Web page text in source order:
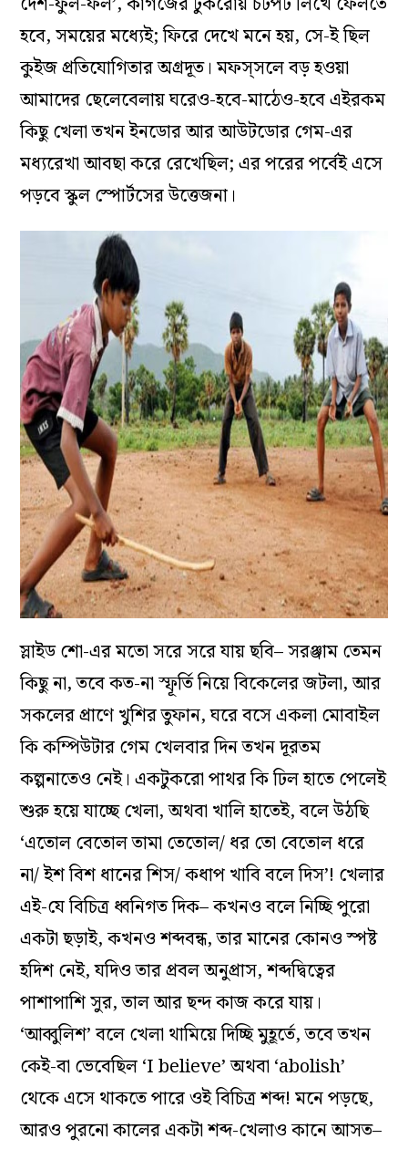
হবে, সময়ের মধ্যেই; ফিরে দেখে মনে হয়, সে-ই ছিল
কুইজ প্রতিযোগিতার অগ্রদূত। মফস্‌সলে বড় হওয়া
আমাদের ছেলেবেলায় ঘরেও-হবে-মাঠেও-হবে এইরকম
কিছু খেলা তখন ইনডোর আর আউটডোর গেম-এর
মধ্যরেখা আবছা করে রেখেছিল; এর পরের পর্বেই এসে
পড়বে স্কুল স্পোর্টসের উত্তেজনা।
স্লাইড শো-এর মতো সরে সরে যায় ছবি– সরঞ্জাম তেমন
কিছু না, তবে কত-না স্ফূর্তি নিয়ে বিকেলের জটলা, আর
সকলের প্রাণে খুশির তুফান, ঘরে বসে একলা মোবাইল
কি কম্পিউটার গেম খেলবার দিন তখন দূরতম
কল্পনাতেও নেই। একটুকরো পাথর কি ঢিল হাতে পেলেই
শুরু হয়ে যাচ্ছে খেলা, অথবা খালি হাতেই, বলে উঠছি
‘এতোল বেতোল তামা তেতোল/ ধর তো বেতোল ধরে
না/ ইশ বিশ ধানের শিস/ কধাপ খাবি বলে দিস’! খেলার
এই-যে বিচিত্র ধ্বনিগত দিক– কখনও বলে নিচ্ছি পুরো
একটা ছড়াই, কখনও শব্দবন্ধ, তার মানের কোনও স্পষ্ট
হদিশ নেই, যদিও তার প্রবল অনুপ্রাস, শব্দদ্বিত্বের
পাশাপাশি সুর, তাল আর ছন্দ কাজ করে যায়।
‘আব্বুলিশ’ বলে খেলা থামিয়ে দিচ্ছি মুহূর্তে, তবে তখন
কেই-বা ভেবেছিল ‘I believe’ অথবা ‘abolish’
থেকে এসে থাকতে পারে ওই বিচিত্র শব্দ! মনে পড়ছে,
আরও পুরনো কালের একটা শব্দ-খেলাও কানে আসত–